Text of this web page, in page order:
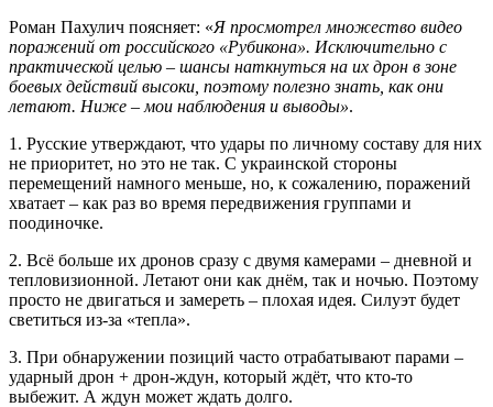
Роман Пахулич поясняет: «Я просмотрел множество видео
поражений от российского «Рубикона». Исключительно с
практической целью – шансы наткнуться на их дрон в зоне
боевых действий высоки, поэтому полезно знать, как они
летают. Ниже – мои наблюдения и выводы».
1. Русские утверждают, что удары по личному составу для них
не приоритет, но это не так. С украинской стороны
перемещений намного меньше, но, к сожалению, поражений
хватает – как раз во время передвижения группами и
поодиночке.
2. Всё больше их дронов сразу с двумя камерами – дневной и
тепловизионной. Летают они как днём, так и ночью. Поэтому
просто не двигаться и замереть – плохая идея. Силуэт будет
светиться из-за «тепла».
3. При обнаружении позиций часто отрабатывают парами –
ударный дрон + дрон-ждун, который ждёт, что кто-то
выбежит. А ждун может ждать долго.